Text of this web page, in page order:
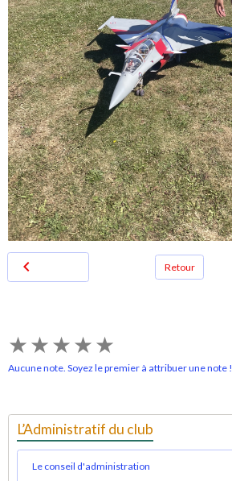
Retour
★★★★★
Aucune note. Soyez le premier à attribuer une note !
L’Administratif du club
Le conseil d'administration